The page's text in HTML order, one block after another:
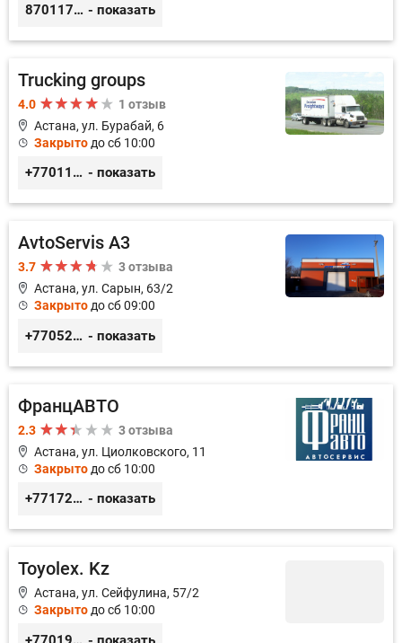
87011754444 - показать
Trucking groups
4.0
1 отзыв
Астана, ул. Бурабай, 6
Закрыто до сб 10:00
+77011245925 - показать
AvtoServis A3
3.7
3 отзыва
Астана, ул. Сарын, 63/2
Закрытодо сб 09:00
+77052327760 - показать
ФранцАВТО
2.3
3 отзыва
Астана, ул. Циолковского, 11
Закрыто до сб 10:00
+77172541601 - показать
Toyolex. Kz
Астана, ул. Сейфулина, 57/2
Закрытодо сб 10:00